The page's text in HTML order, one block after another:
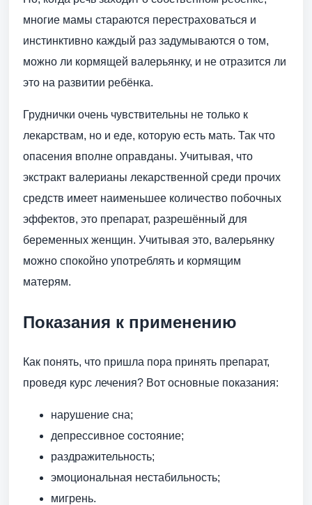
многие мамы стараются перестраховаться и
инстинктивно каждый раз задумываются о том,
можно ли кормящей валерьянку, и не отразится ли
это на развитии ребёнка.
Груднички очень чувствительны не только к
лекарствам, но и еде, которую есть мать. Так что
опасения вполне оправданы. Учитывая, что
экстракт валерианы лекарственной среди прочих
средств имеет наименьшее количество побочных
эффектов, это препарат, разрешённый для
беременных женщин. Учитывая это, валерьянку
можно спокойно употреблять и кормящим
матерям.
Показания к применению
Как понять, что пришла пора принять препарат,
проведя курс лечения? Вот основные показания:
нарушение сна;
депрессивное состояние;
раздражительность;
эмоциональная нестабильность;
мигрень.